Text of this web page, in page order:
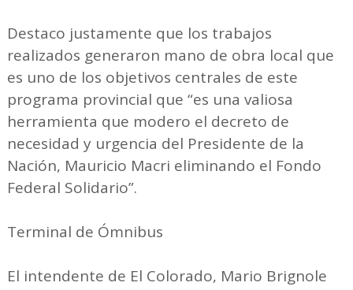
Destaco justamente que los trabajos
realizados generaron mano de obra local que
es uno de los objetivos centrales de este
programa provincial que “es una valiosa
herramienta que modero el decreto de
necesidad y urgencia del Presidente de la
Nación, Mauricio Macri eliminando el Fondo
Federal Solidario”.
Terminal de Ómnibus
El intendente de El Colorado, Mario Brignole